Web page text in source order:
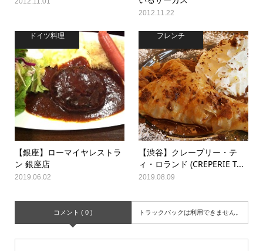
2012.11.22
ドイツ料理
【銀座】ローマイヤレストラ
ン 銀座店
2019.06.02
フレンチ
【渋谷】クレープリー・テ
ィ・ロランド (CREPERIE T...
2019.08.09
コメント ( 0 ) トラックバックは利用できません。